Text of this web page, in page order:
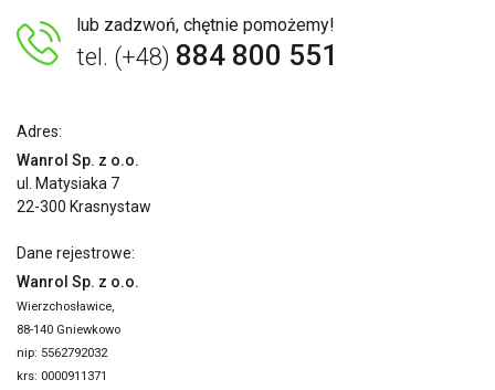
lub zadzwoń, chętnie pomożemy!
tel. (+48) 884 800 551
Adres:
Wanrol Sp. z o.o.
ul. Matysiaka 7
22-300 Krasnystaw
Dane rejestrowe:
Wanrol Sp. z o.o.
Wierzchosławice,
88-140 Gniewkowo
nip: 5562792032
krs: 0000911371